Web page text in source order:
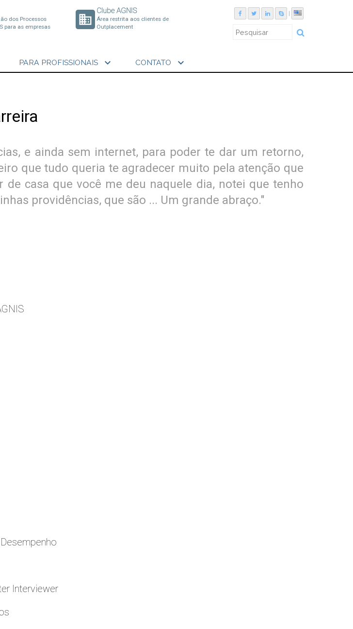
dos Processos
para as empresas
business
Clube AGNIS
Área restrita aos clientes de
Outplacement
PARA PROFISSIONAIS expand_more CONTATO expand_more
e ainda sem internet, para poder te dar um retorno,
que tudo queria te agradecer muito pela atenção que
casa que você me deu naquele dia, notei que tenho
providências, que são ... Um grande abraço."
Interviewer